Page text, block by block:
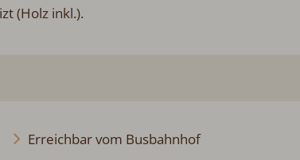
(Holz inkl.).
Erreichbar vom Busbahnhof